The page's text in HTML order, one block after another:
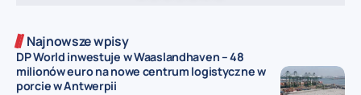
Najnowsze wpisy
DP World inwestuje w Waaslandhaven – 48
milionów euro na nowe centrum logistyczne w
porcie w Antwerpii